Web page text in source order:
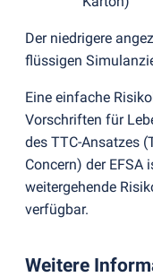
Der niedrigere
flüssigen
Eine einfache
Vorschriften für
des TTC-Ansatzes (
Concern) der EFSA
weitergehende
verfügbar.
Weitere